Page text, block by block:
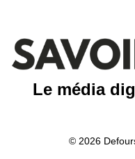
Le média
© 2026